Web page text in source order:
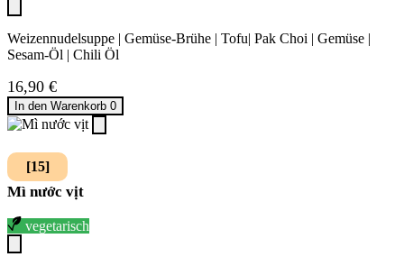
Weizennudelsuppe | Gemüse-Brühe | Tofu| Pak Choi | Gemüse |
Sesam-Öl | Chili Öl
16,90 €
In den Warenkorb 0
[15]
Mì nước vịt
vegetarisch